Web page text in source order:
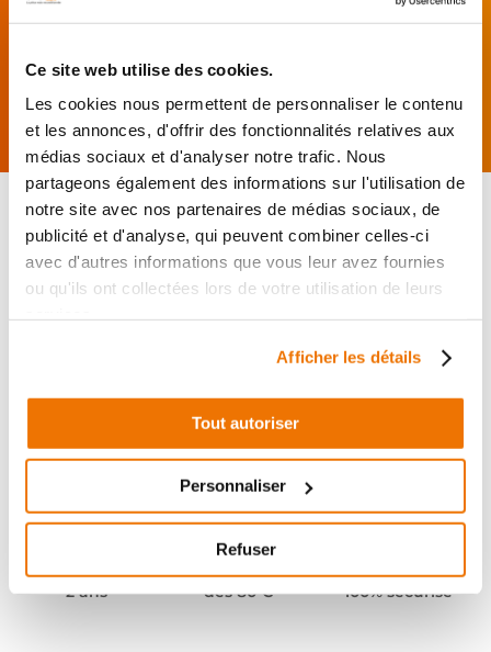
Ce site web utilise des cookies.
Les cookies nous permettent de personnaliser le contenu
et les annonces, d'offrir des fonctionnalités relatives aux
médias sociaux et d'analyser notre trafic. Nous
partageons également des informations sur l'utilisation de
notre site avec nos partenaires de médias sociaux, de
publicité et d'analyse, qui peuvent combiner celles-ci
avec d'autres informations que vous leur avez fournies
ou qu'ils ont collectées lors de votre utilisation de leurs
Afficher les détails
Tout autoriser
Personnaliser
Refuser
Mes pièces sont livrées et
Pièces garanties
2 ans
Port offert
dès 80 €
Paiement
100% sécurisé